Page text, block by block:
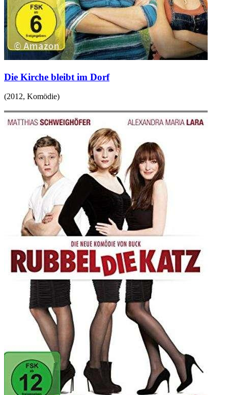
Die Kirche bleibt im Dorf
(2012, Komödie)